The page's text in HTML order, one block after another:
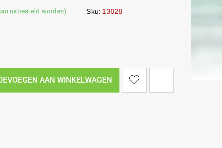
nabesteld worden) Sku: 13028
AAN WINKELWAGEN